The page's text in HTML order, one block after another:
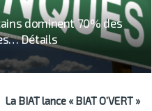
dominent 70% des
Détails
La BIAT lance « BIAT O’VERT »